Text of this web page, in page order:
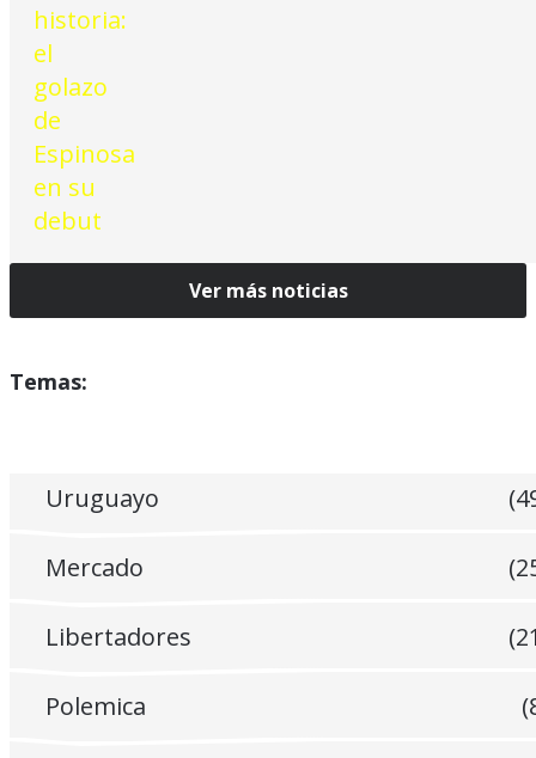
Ver más noticias
Temas:
Uruguayo
Mercado
Libertadores
Polemica